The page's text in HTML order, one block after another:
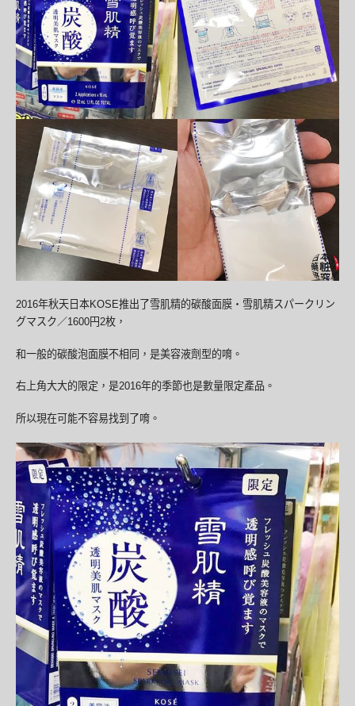
2016年秋天日本KOSE推出了雪肌精的碳酸面膜・雪肌精スパークリン
グマスク／1600円2枚，
和一般的碳酸泡面膜不相同，是美容液劑型的唷。
右上角大大的限定，是2016年的季節也是數量限定產品。
所以現在可能不容易找到了唷。